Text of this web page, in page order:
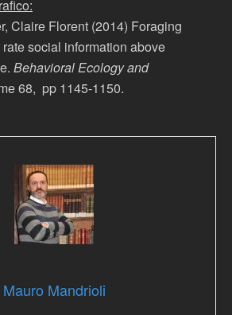
Claire Florent (2014) Foraging
social information above
Behavioral Ecology and
68, pp 1145-1150.
Mauro Mandrioli